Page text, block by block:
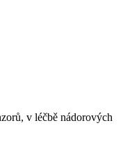
v léčbě nádorových